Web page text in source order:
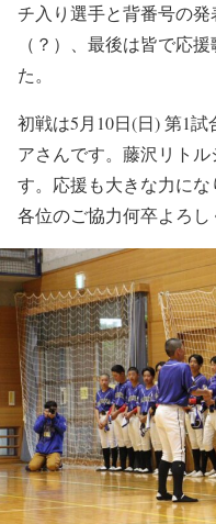
チ入り選手と背番号の
（？）、最後は皆で応
た。
初戦は5月10日(日) 第1
アさんです。藤沢リト
す。応援も大きな力に
各位のご協力何卒よろし